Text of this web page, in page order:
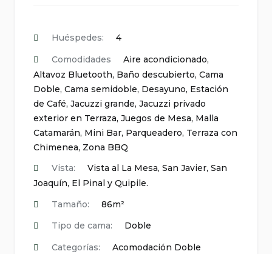
Huéspedes:
4
Comodidades
Aire acondicionado,
Altavoz Bluetooth, Baño descubierto, Cama
Doble, Cama semidoble, Desayuno, Estación
de Café, Jacuzzi grande, Jacuzzi privado
exterior en Terraza, Juegos de Mesa, Malla
Catamarán, Mini Bar, Parqueadero, Terraza con
Chimenea, Zona BBQ
Vista:
Vista al La Mesa, San Javier, San
Joaquín, El Pinal y Quipile.
Tamaño:
86m²
Tipo de cama:
Doble
Categorías:
Acomodación Doble